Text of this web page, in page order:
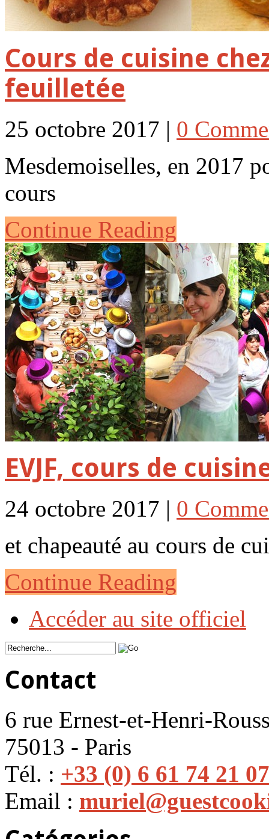
Cours de cuisine
feuilletée
25 octobre 2017 | 0
Mesdemoiselles, en 2017
cours
Continue Reading
EVJF, cours de
24 octobre 2017 | 0
et chapeauté au cours de
Continue Reading
Accéder au site officiel
Contact
6 rue Ernest-et-Henri-
75013 - Paris
Tél. : +33 (0) 6 61 74 21 07
Email :